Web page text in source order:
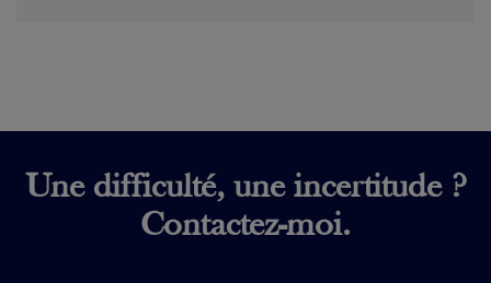
Une difficulté, une incertitude ?
Contactez-moi.